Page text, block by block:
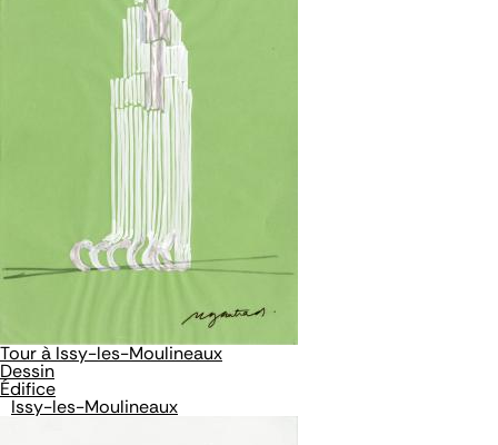
Tour à Issy-les-Moulineaux
Dessin
Édifice
Issy-les-Moulineaux